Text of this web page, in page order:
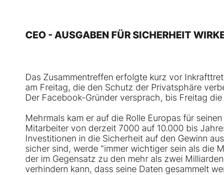
CEO - AUSGABEN FÜR SICHERHEIT
Das Zusammentreffen erfolgte kurz vor
am Freitag, die den Schutz der Privatsphäre
Der Facebook-Gründer versprach, bis Freitag
Mehrmals kam er auf die Rolle Europas für
Mitarbeiter von derzeit 7000 auf 10.000 bis
Investitionen in die Sicherheit auf den Gewinn
sicher sind, werde "immer wichtiger sein als die
der im Gegensatz zu den mehr als zwei
verhindern kann, dass seine Daten gesammelt